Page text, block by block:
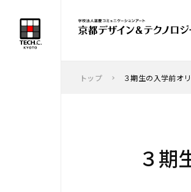
トップ ３期生の入学前オ
３期